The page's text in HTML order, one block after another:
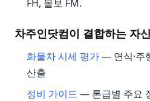
FH, 볼보 FM.
차주인닷컴이 결합하는 자
화물차 시세 평가— 연식·주
산출
정비 가이드 — 톤급별 주요